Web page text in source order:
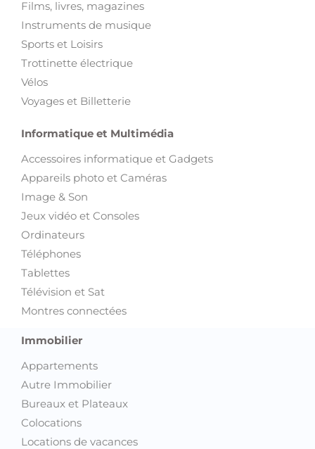
Trottinette électrique
Vélos
Voyages et Billetterie
Appareils photo et Caméras
Image & Son
Jeux vidéo et Consoles
Ordinateurs
Téléphones
Tablettes
Télévision et Sat
Montres connectées
Immobilier
Autre Immobilier
Bureaux et Plateaux
Colocations
Locations de vacances
Magasins, Commerces et Locaux industriels
Maisons et Villas